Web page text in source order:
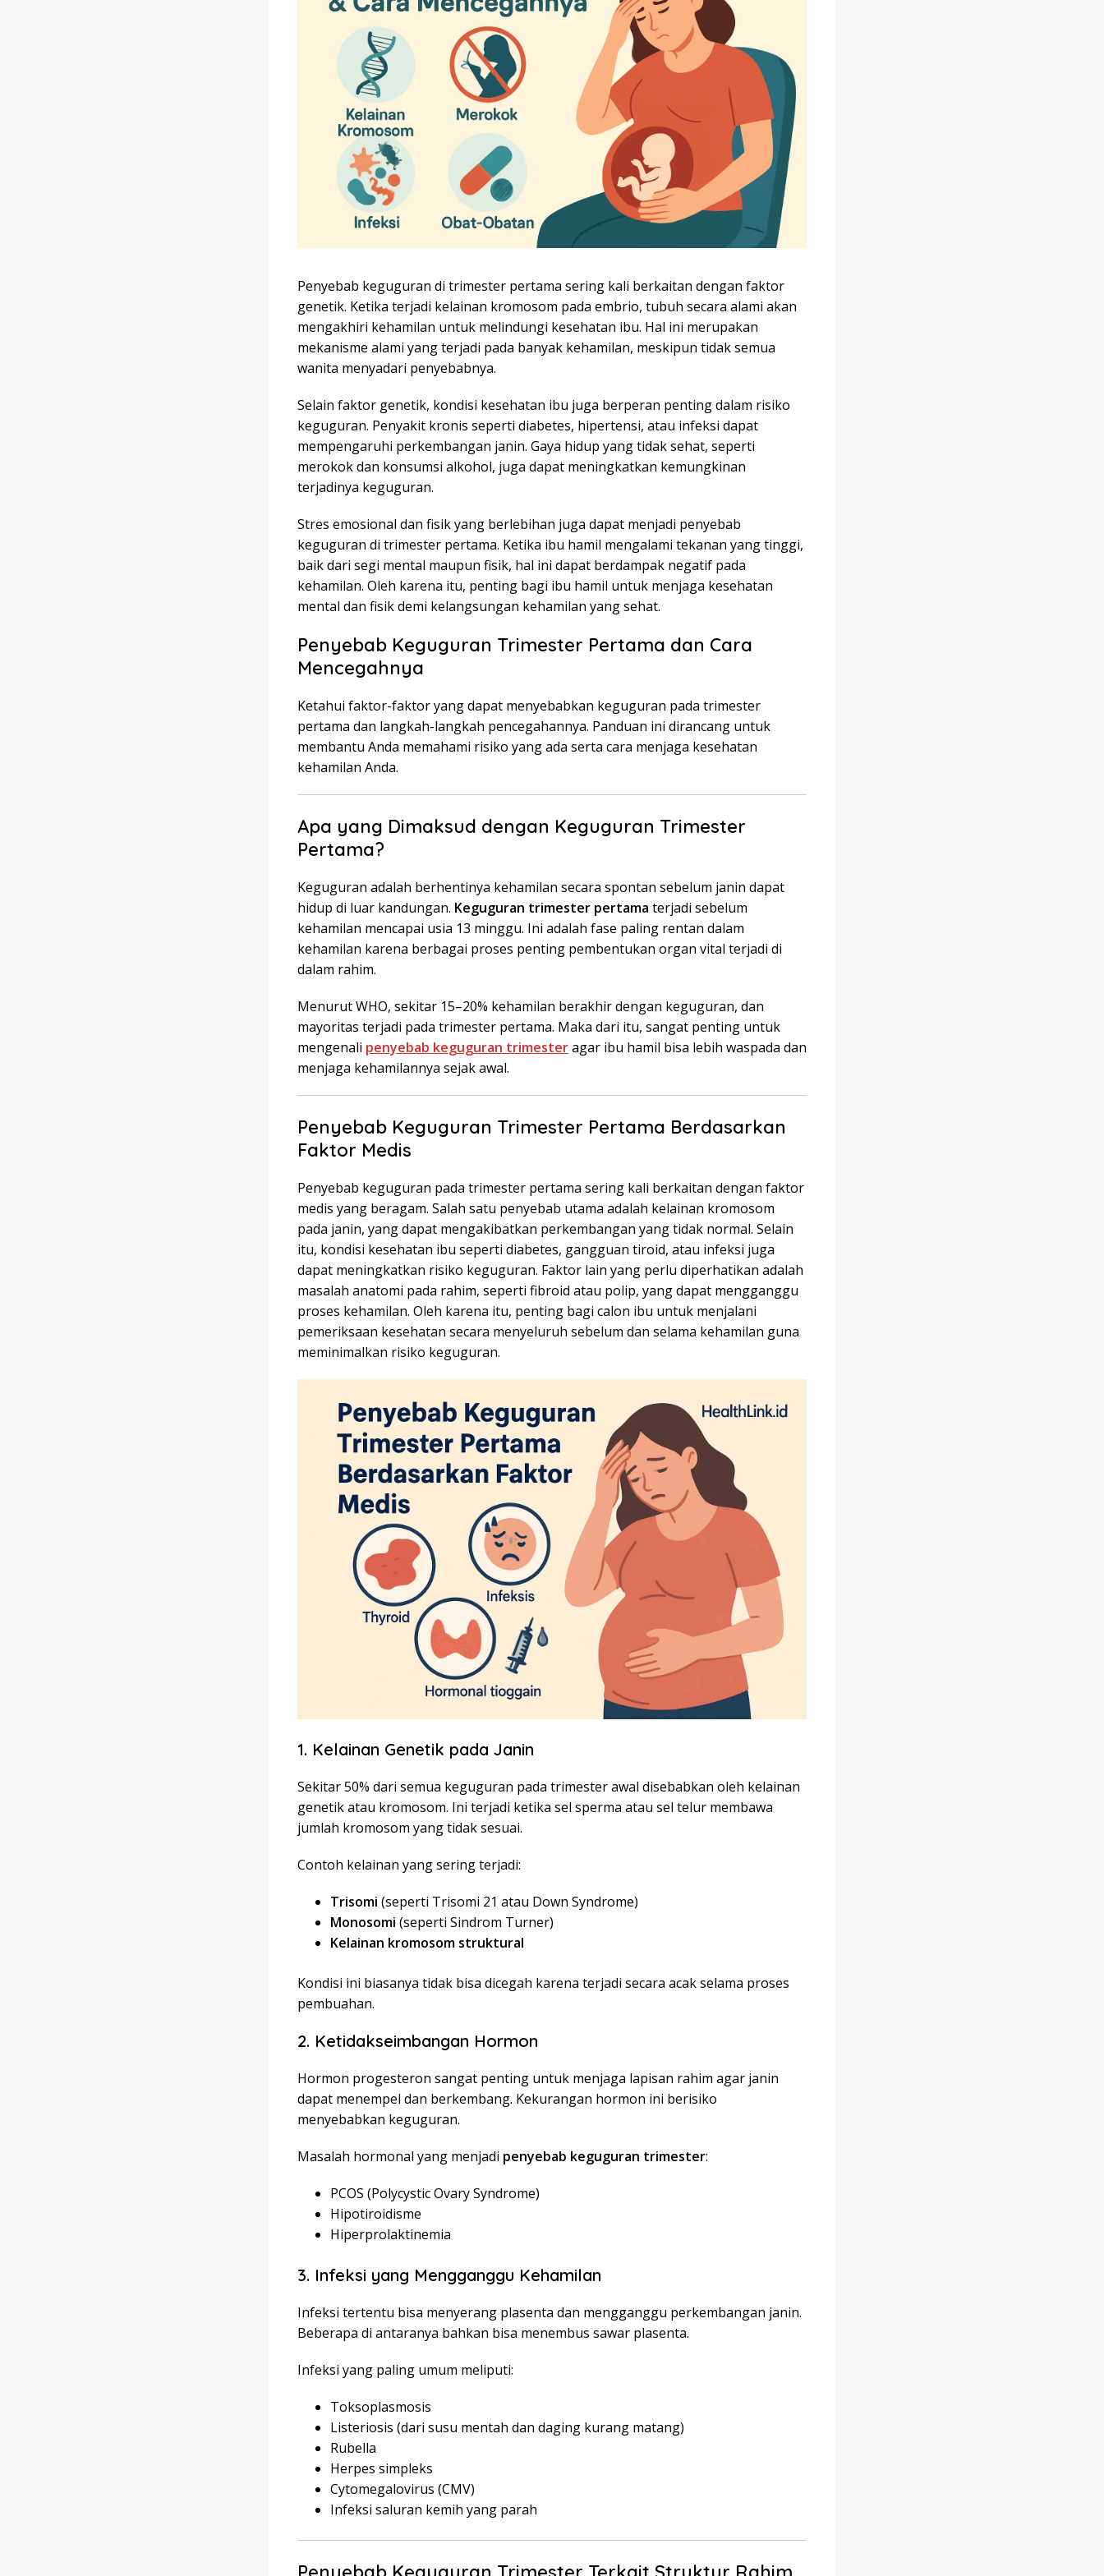
Penyebab keguguran di trimester pertama sering kali berkaitan dengan faktor
genetik. Ketika terjadi kelainan kromosom pada embrio, tubuh secara alami akan
mengakhiri kehamilan untuk melindungi kesehatan ibu. Hal ini merupakan
mekanisme alami yang terjadi pada banyak kehamilan, meskipun tidak semua
wanita menyadari penyebabnya.
Selain faktor genetik, kondisi kesehatan ibu juga berperan penting dalam risiko
keguguran. Penyakit kronis seperti diabetes, hipertensi, atau infeksi dapat
mempengaruhi perkembangan janin. Gaya hidup yang tidak sehat, seperti
merokok dan konsumsi alkohol, juga dapat meningkatkan kemungkinan
terjadinya keguguran.
Stres emosional dan fisik yang berlebihan juga dapat menjadi penyebab
keguguran di trimester pertama. Ketika ibu hamil mengalami tekanan yang tinggi,
baik dari segi mental maupun fisik, hal ini dapat berdampak negatif pada
kehamilan. Oleh karena itu, penting bagi ibu hamil untuk menjaga kesehatan
mental dan fisik demi kelangsungan kehamilan yang sehat.
Penyebab Keguguran Trimester Pertama dan Cara
Mencegahnya
Ketahui faktor-faktor yang dapat menyebabkan keguguran pada trimester
pertama dan langkah-langkah pencegahannya. Panduan ini dirancang untuk
membantu Anda memahami risiko yang ada serta cara menjaga kesehatan
kehamilan Anda.
Apa yang Dimaksud dengan Keguguran Trimester
Pertama?
Keguguran adalah berhentinya kehamilan secara spontan sebelum janin dapat
hidup di luar kandungan. Keguguran trimester pertama terjadi sebelum
kehamilan mencapai usia 13 minggu. Ini adalah fase paling rentan dalam
kehamilan karena berbagai proses penting pembentukan organ vital terjadi di
dalam rahim.
Menurut WHO, sekitar 15–20% kehamilan berakhir dengan keguguran, dan
mayoritas terjadi pada trimester pertama. Maka dari itu, sangat penting untuk
mengenali penyebab keguguran trimesteragar ibu hamil bisa lebih waspada dan
menjaga kehamilannya sejak awal.
Penyebab Keguguran Trimester Pertama Berdasarkan
Faktor Medis
Penyebab keguguran pada trimester pertama sering kali berkaitan dengan faktor
medis yang beragam. Salah satu penyebab utama adalah kelainan kromosom
pada janin, yang dapat mengakibatkan perkembangan yang tidak normal. Selain
itu, kondisi kesehatan ibu seperti diabetes, gangguan tiroid, atau infeksi juga
dapat meningkatkan risiko keguguran. Faktor lain yang perlu diperhatikan adalah
masalah anatomi pada rahim, seperti fibroid atau polip, yang dapat mengganggu
proses kehamilan. Oleh karena itu, penting bagi calon ibu untuk menjalani
pemeriksaan kesehatan secara menyeluruh sebelum dan selama kehamilan guna
meminimalkan risiko keguguran.
1. Kelainan Genetik pada Janin
Sekitar 50% dari semua keguguran pada trimester awal disebabkan oleh kelainan
genetik atau kromosom. Ini terjadi ketika sel sperma atau sel telur membawa
jumlah kromosom yang tidak sesuai.
Contoh kelainan yang sering terjadi:
Trisomi (seperti Trisomi 21 atau Down Syndrome)
Monosomi (seperti Sindrom Turner)
Kelainan kromosom struktural
Kondisi ini biasanya tidak bisa dicegah karena terjadi secara acak selama proses
pembuahan.
2. Ketidakseimbangan Hormon
Hormon progesteron sangat penting untuk menjaga lapisan rahim agar janin
dapat menempel dan berkembang. Kekurangan hormon ini berisiko
menyebabkan keguguran.
Masalah hormonal yang menjadi penyebab keguguran trimester:
PCOS (Polycystic Ovary Syndrome)
Hipotiroidisme
Hiperprolaktinemia
3. Infeksi yang Mengganggu Kehamilan
Infeksi tertentu bisa menyerang plasenta dan mengganggu perkembangan janin.
Beberapa di antaranya bahkan bisa menembus sawar plasenta.
Infeksi yang paling umum meliputi:
Toksoplasmosis
Listeriosis (dari susu mentah dan daging kurang matang)
Rubella
Herpes simpleks
Cytomegalovirus (CMV)
Infeksi saluran kemih yang parah